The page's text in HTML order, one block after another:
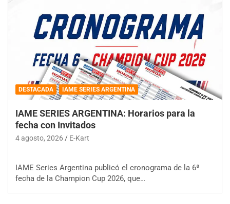
DESTACADA IAME SERIES ARGENTINA
IAME SERIES ARGENTINA: Horarios para la
fecha con Invitados
4 agosto, 2026 E-Kart
IAME Series Argentina publicó el cronograma de la 6ª
fecha de la Champion Cup 2026, que…